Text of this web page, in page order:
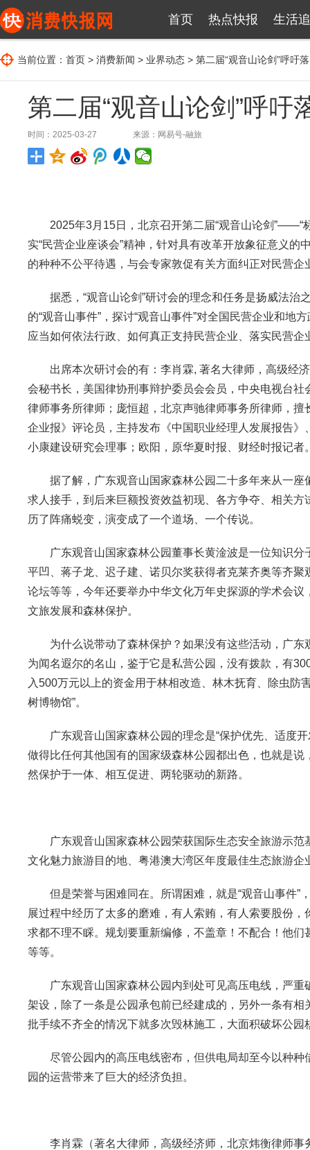
首页 热点快报 生活
当前位置： 首页 > 消费新闻 > 业界动态 > 第二届“观音山论剑”呼吁
第二届“观音山论剑”呼吁
时间：2025-03-27 来源： 网易号-融旅
2025年3月15日，北京召开第二届“观音山论剑”——“
实“民营企业座谈会”精神，针对具有改革开放象征意义
的种种不公平待遇，与会专家敦促有关方面纠正对民营
据悉，“观音山论剑”研讨会的理念和任务是扬威法治
的“观音山事件”，探讨“观音山事件”对全国民营企业和
应当如何依法行政、如何真正支持民营企业、落实民营
出席本次研讨会的有：李肖霖, 著名大律师，高级经
会秘书长，美国律协刑事辩护委员会会员，中央电视台
律师事务所律师；庞恒超，北京声驰律师事务所律师，
企业报》评论员，主持发布《中国职业经理人发展报告
小康建设研究会理事；欧阳，原华夏时报、财经时报记者
据了解，广东观音山国家森林公园二十多年来从一座
求人接手，到后来巨额投资效益初现、各方争夺、相关
历了阵痛蜕变，演变成了一个道场、一个传说。
广东观音山国家森林公园董事长黄淦波是一位知识分
平凹、蒋子龙、迟子建、诺贝尔奖获得者克莱齐奥等齐
论坛等等，今年还要举办中华文化万年史探源的学术会
文旅发展和森林保护。
为什么说带动了森林保护？如果没有这些活动，广东
为闻名遐尔的名山，鉴于它是私营公园，没有拨款，有
入500万元以上的资金用于林相改造、林木抚育、除虫防
树博物馆”。
广东观音山国家森林公园的理念是“保护优先、适度开
做得比任何其他国有的国家级森林公园都出色，也就是
然保护于一体、相互促进、两轮驱动的新路。
广东观音山国家森林公园荣获国际生态安全旅游示范
文化魅力旅游目的地、粤港澳大湾区年度最佳生态旅游
但是荣誉与困难同在。所谓困难，就是“观音山事件”
展过程中经历了太多的磨难，有人索贿，有人索要股份
求都不理不睬。规划要重新编修，不盖章！不配合！他们
等等。
广东观音山国家森林公园内到处可见高压电线，严重
架设，除了一条是公园承包前已经建成的，另外一条有
批手续不齐全的情况下就多次毁林施工，大面积破坏公园
尽管公园内的高压电线密布，但供电局却至今以种种
园的运营带来了巨大的经济负担。
李肖霖（著名大律师，高级经济师，北京炜衡律师事